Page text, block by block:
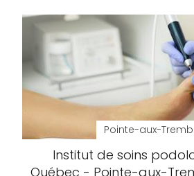
Pointe-aux-
Institut de soins
Québec - Pointe-aux-